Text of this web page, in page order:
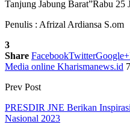
Tanjung Jabung Barat”Rabu 25
Penulis : Afrizal Ardiansa S.om
3
Share FacebookTwitterGoogle+
Media online Kharismanews.id
Prev Post
PRESDIR JNE Berikan
Nasional 2023